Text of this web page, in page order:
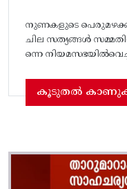
നുണകളുടെ
ചില സത്യങ്ങൾ
ന്നെ
കൂടുതൽ